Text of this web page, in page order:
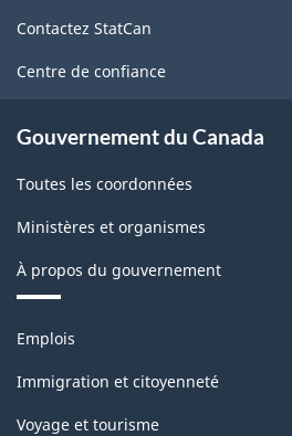
ce
site
Contactez StatCan
Centre de confiance
Gouvernement du Canada
Toutes les coordonnées
Ministères et organismes
À propos du gouvernement
Thèmes
sujets
Emplois
Immigration et citoyenneté
Voyage et tourisme